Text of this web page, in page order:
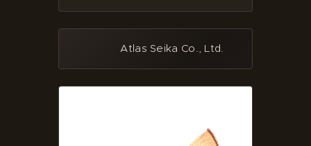
Atlas Seika Co., Ltd.